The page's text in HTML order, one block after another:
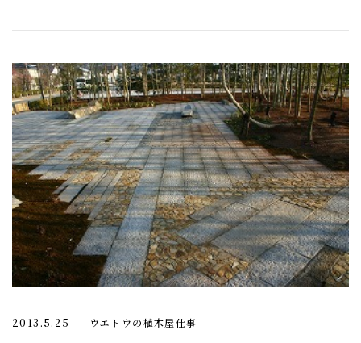
2013.5.25 ウエトウの植木屋仕事